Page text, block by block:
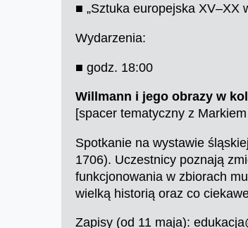
■ „Sztuka europejska XV–XX
Wydarzenia:
■ godz. 18:00
Willmann i jego obrazy w
[spacer tematyczny z
Spotkanie na wystawie
1706). Uczestnicy poznają
funkcjonowania w zbiorach
wielką historią oraz co
Zapisy (od 11 maja):